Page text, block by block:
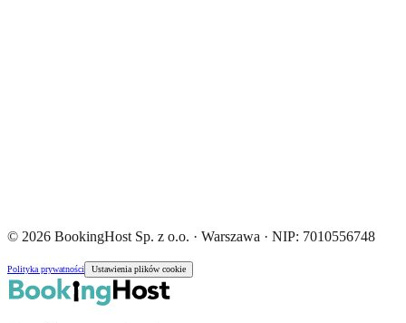
© 2026 BookingHost Sp. z o.o. · Warszawa · NIP: 7010556748
Polityka prywatności Ustawienia plików cookie